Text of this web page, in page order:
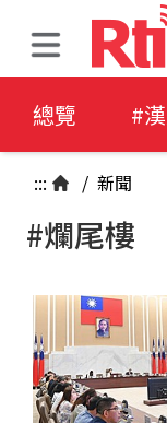
總覽 #
::: / 新聞
#爛尾樓